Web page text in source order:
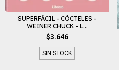
SUPERFÁCIL - CÓCTELES -
WEINER CHUCK - L...
$3.646
SIN STOCK